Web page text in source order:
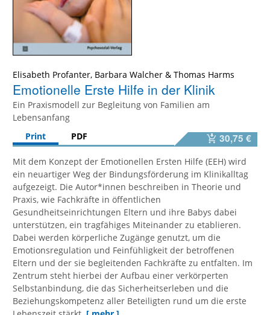
Elisabeth Profanter, Barbara Walcher & Thomas Harms
Emotionelle Erste Hilfe in der Klinik
Ein Praxismodell zur Begleitung von Familien am
Lebensanfang
Print
PDF 30,75 €
Mit dem Konzept der Emotionellen Ersten Hilfe (EEH) wird
ein neuartiger Weg der Bindungsförderung im Klinikalltag
aufgezeigt. Die Autor*innen beschreiben in Theorie und
Praxis, wie Fachkräfte in öffentlichen
Gesundheitseinrichtungen Eltern und ihre Babys dabei
unterstützen, ein tragfähiges Miteinander zu etablieren.
Dabei werden körperliche Zugänge genutzt, um die
Emotionsregulation und Feinfühligkeit der betroffenen
Eltern und der sie begleitenden Fachkräfte zu entfalten. Im
Zentrum steht hierbei der Aufbau einer verkörperten
Selbstanbindung, die das Sicherheitserleben und die
Beziehungskompetenz aller Beteiligten rund um die erste